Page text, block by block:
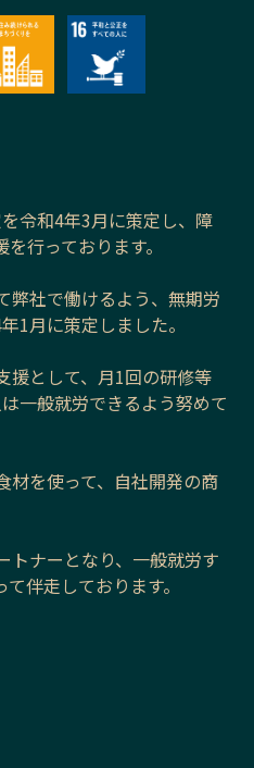
令和4年3月に策定し、障
行っております。
弊社で働けるよう、無期労
1月に策定しました。
援として、月1回の研修等
一般就労できるよう努めて
材を使って、自社開発の商
トナーとなり、一般就労す
伴走しております。